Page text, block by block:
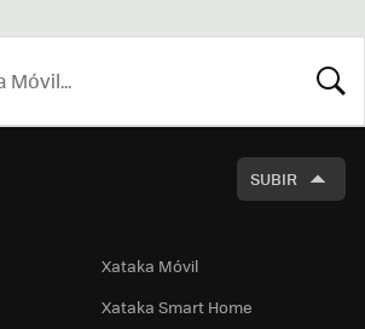
SUBIR
Xataka Móvil
Xataka Smart Home